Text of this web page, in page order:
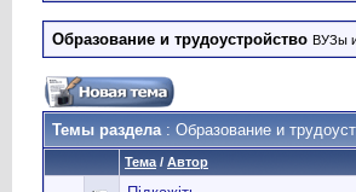
Образование и трудоустройство ВУЗы и
Темы раздела: Образование и
Тема / Автор